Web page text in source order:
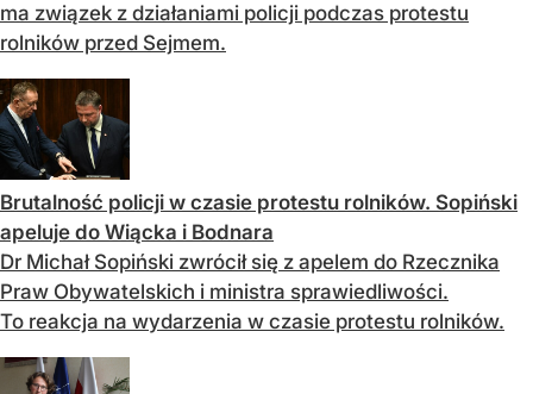
ma związek z działaniami policji podczas protestu
rolników przed Sejmem.
Brutalność policji w czasie protestu rolników. Sopiński
apeluje do Wiącka i Bodnara
Dr Michał Sopiński zwrócił się z apelem do Rzecznika
Praw Obywatelskich i ministra sprawiedliwości.
To reakcja na wydarzenia w czasie protestu rolników.